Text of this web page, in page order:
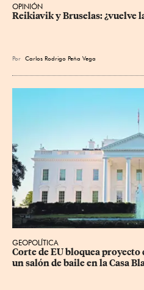
OPINIÓN
Reikiavik y Bruselas: ¿vuelve
Por Carlos Rodrigo Peña Vega
GEOPOLÍTICA
Corte de EU bloquea
un salón de baile en la Casa